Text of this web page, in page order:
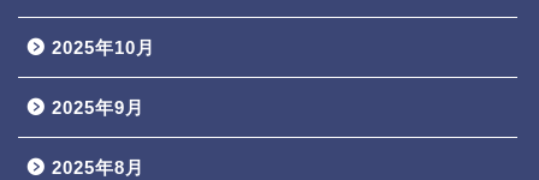
2025年10月
2025年9月
2025年8月